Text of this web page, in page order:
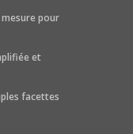
pour
et
facettes